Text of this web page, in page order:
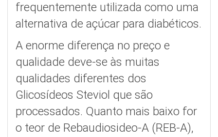
frequentemente utilizada como uma
alternativa de açúcar para diabéticos.
A enorme diferença no preço e
qualidade deve-se às muitas
qualidades diferentes dos
Glicosídeos Steviol que são
processados. Quanto mais baixo for
o teor de Rebaudiosideo-A (REB-A),